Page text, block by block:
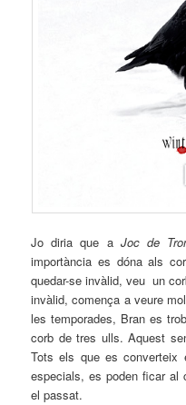
Jo diria que aJoc de
importància es dóna als
quedar-se invàlid, veu un
invàlid, comença a veure
les temporades, Bran es
corb de tres ulls. Aquest
Tots els que es converteix
especials, es poden ficar al
el passat.